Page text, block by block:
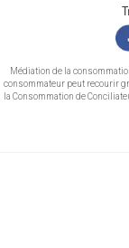
Médiation de la
consommateur peut recourir
la Consommation de